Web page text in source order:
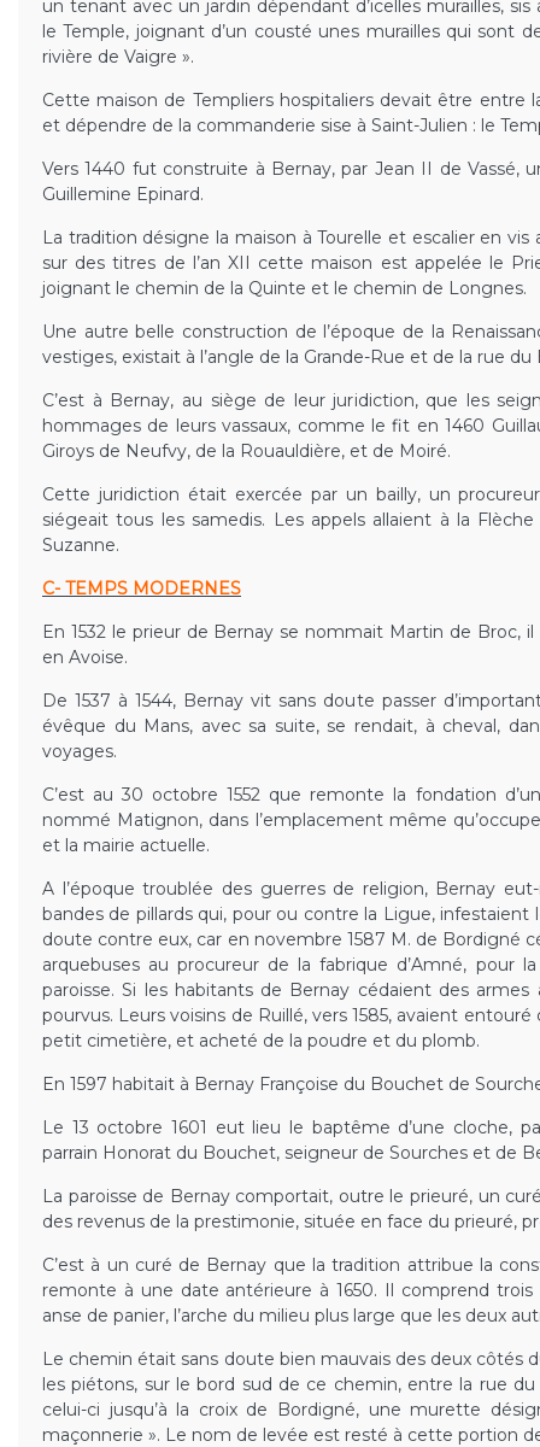
un tenant avec un jardin dépendant d’icelles murailles,
le Temple, joignant d’un cousté unes murailles qui sont
rivière de Vaigre ».
Cette maison de Templiers hospitaliers devait être entre
et dépendre de la commanderie sise à Saint-Julien : le
Vers 1440 fut construite à Bernay, par Jean II de Vassé,
Guillemine Epinard.
La tradition désigne la maison à Tourelle et escalier en
sur des titres de l’an XII cette maison est appelée le
joignant le chemin de la Quinte et le chemin de Longnes.
Une autre belle construction de l’époque de la
vestiges, existait à l’angle de la Grande-Rue et de la rue du
C’est à Bernay, au siège de leur juridiction, que les
hommages de leurs vassaux, comme le fit en 1460
Giroys de Neufvy, de la Rouauldière, et de Moiré.
Cette juridiction était exercée par un bailly, un
siégeait tous les samedis. Les appels allaient à la
Suzanne.
C- TEMPS MODERNES
En 1532 le prieur de Bernay se nommait Martin de Broc,
en Avoise.
De 1537 à 1544, Bernay vit sans doute passer
évêque du Mans, avec sa suite, se rendait, à cheval,
voyages.
C’est au 30 octobre 1552 que remonte la fondation
nommé Matignon, dans l’emplacement même
et la mairie actuelle.
A l’époque troublée des guerres de religion, Bernay
bandes de pillards qui, pour ou contre la Ligue, infestaient
doute contre eux, car en novembre 1587 M. de Bordigné
arquebuses au procureur de la fabrique d’Amné, pour
paroisse. Si les habitants de Bernay cédaient des armes
pourvus. Leurs voisins de Ruillé, vers 1585, avaient
petit cimetière, et acheté de la poudre et du plomb.
En 1597 habitait à Bernay Françoise du Bouchet de
Le 13 octobre 1601 eut lieu le baptême d’une cloche,
parrain Honorat du Bouchet, seigneur de Sourches et de
La paroisse de Bernay comportait, outre le prieuré, un
des revenus de la prestimonie, située en face du prieuré,
C’est à un curé de Bernay que la tradition attribue la
remonte à une date antérieure à 1650. Il comprend trois
anse de panier, l’arche du milieu plus large que les deux
Le chemin était sans doute bien mauvais des deux côtés
les piétons, sur le bord sud de ce chemin, entre la rue
celui-ci jusqu’à la croix de Bordigné, une murette
maçonnerie ». Le nom de levée est resté à cette portion